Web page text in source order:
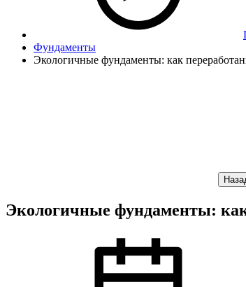
Фундаменты
Экологичные фундаменты: как
Экологичные фундаменты: